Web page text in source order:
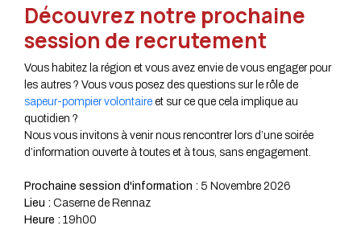
Découvrez notre prochaine
session de recrutement
Vous habitez la région et vous avez envie de vous engager pour
les autres ? Vous vous posez des questions sur le rôle de
sapeur-pompier volontaire et sur ce que cela implique au
quotidien ?
Nous vous invitons à venir nous rencontrer lors d’une soirée
d’information ouverte à toutes et à tous, sans engagement.
Prochaine session d'information : 5 Novembre 2026
Lieu : Caserne de Rennaz
Heure : 19h00